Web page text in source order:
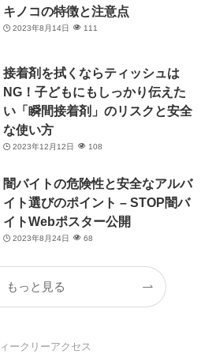
キノコの特徴と注意点
2023年8月14日 111
接着剤を拭くならティッシュは
NG！子どもにもしっかり伝えた
い「瞬間接着剤」のリスクと安全
な使い方
2023年12月12日 108
闇バイトの危険性と安全なアルバ
イト選びのポイント – STOP闇バ
イトWebポスター公開
2023年8月24日 68
もっと見る
ークリーアクセス